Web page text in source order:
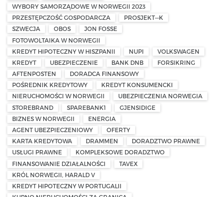
WYBORY SAMORZĄDOWE W NORWEGII 2023
PRZESTĘPCZOŚĆ GOSPODARCZA
PROSJEKT—K
SZWECJA
OBOS
JON FOSSE
FOTOWOLTAIKA W NORWEGII
KREDYT HIPOTECZNY W HISZPANII
NUPI
VOLKSWAGEN
KREDYT
UBEZPIECZENIE BANK DNB
FORSIKRING
AFTENPOSTEN
DORADCA FINANSOWY
POŚREDNIK KREDYTOWY
KREDYT KONSUMENCKI
NIERUCHOMOŚCI W NORWEGII
UBEZPIECZENIA NORWEGIA
STOREBRAND
SPAREBANK1
GJENSIDIGE
BIZNES W NORWEGII
ENERGIA
AGENT UBEZPIECZENIOWY
OFERTY
KARTA KREDYTOWA
DRAMMEN
DORADZTWO PRAWNE
USŁUGI PRAWNE
KOMPLEKSOWE DORADZTWO
FINANSOWANIE DZIAŁALNOŚCI
TAVEX
KRÓL NORWEGII, HARALD V
KREDYT HIPOTECZNY W PORTUGALII